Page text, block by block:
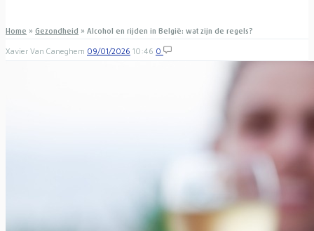
Home » Gezondheid » Alcohol en rijden in België: wat zijn de regels?
Xavier Van Caneghem 09/01/2026 10:46 0